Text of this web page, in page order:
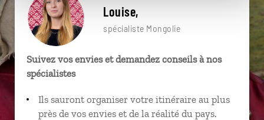
Louise,
spécialiste Mongolie
Suivez vos envies et demandez conseils à nos
spécialistes
Ils sauront organiser votre itinéraire au plus
près de vos envies et de la réalité du pays.